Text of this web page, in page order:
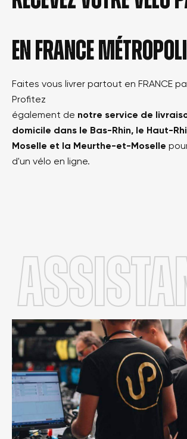
en france
Faites vous livrer partout en FRANCE
Profitez
également de notre service de
domicile dans le Bas-Rhin, le Haut-
Moselle et la Meurthe-et-Moselle
d'un vélo en ligne.